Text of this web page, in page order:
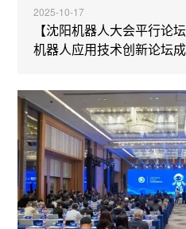
2025-10-17
【沈阳机器人大会平行论
机器人应用技术创新论坛